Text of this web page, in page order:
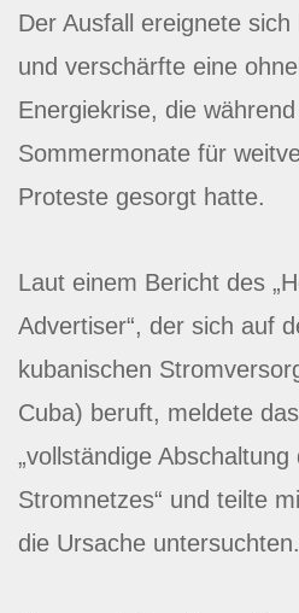
Der Ausfall ereignete
und verschärfte eine
Energiekrise, die
Sommermonate für
Proteste gesorgt hatte.
Laut einem Bericht des
Advertiser“, der sich auf
kubanischen
Cuba) beruft, meldete
„vollständige
Stromnetzes“ und teilte
die Ursache untersuchten.